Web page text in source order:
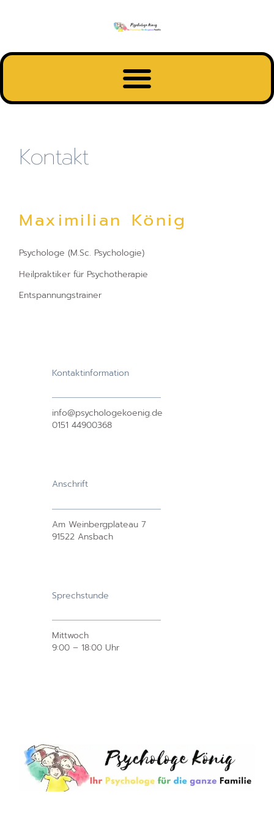
Kontakt
Maximilian König
Psychologe (M.Sc. Psychologie)
Heilpraktiker für Psychotherapie
Entspannungstrainer
Kontaktinformation
info@psychologekoenig.de
0151 44900368
Anschrift
Am Weinbergplateau 7
91522 Ansbach
Sprechstunde
Mittwoch
9:00 – 18:00 Uhr